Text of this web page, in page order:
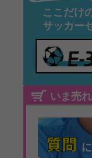
ここだけ
サッカー
いま売